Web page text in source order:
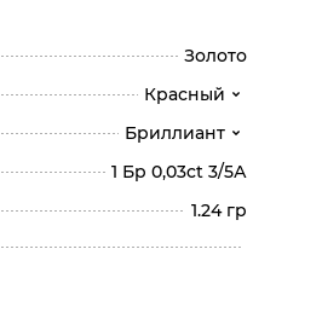
Золото
Красный
Бриллиант
1 Бр 0,03ct 3/5А
1.24 гр